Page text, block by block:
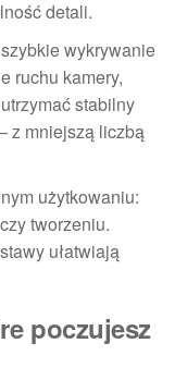
detali.
wykrywanie
ruchu kamery,
stabilny
z mniejszą liczbą
użytkowaniu:
tworzeniu.
ułatwiają
poczujesz